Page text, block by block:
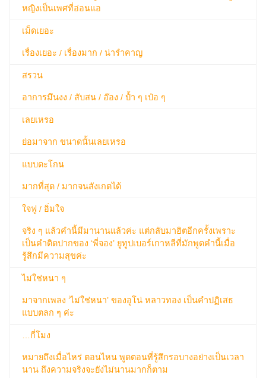
หญิงเป็นเพศที่อ่อนแอ
เม็ดเยอะ
เรื่องเยอะ / เรื่องมาก / น่ารำคาญ
สรวน
อาการมึนงง / สับสน / อ๊อง / ป้ำ ๆ เป๋อ ๆ
เลยเหรอ
ย่อมาจาก ขนาดนั้นเลยเหรอ
แบบตะโกน
มากที่สุด / มากจนสังเกตได้
ใจฟู / อิ่มใจ
จริง ๆ แล้วคำนี้มีมานานแล้วค่ะ แต่กลับมาฮิตอีกครั้งเพราะ
เป็นคำติดปากของ ‘พี่จอง’ ยูทูปเบอร์เกาหลีที่มักพูดคำนี้เมื่อ
รู้สึกมีความสุขค่ะ
ไม่ใช่หนา ๆ
มาจากเพลง ‘ไม่ใช่หนา’ ของอูโน่ หลาวทอง เป็นคำปฏิเสธ
แบบตลก ๆ ค่ะ
…กี่โมง
หมายถึงเมื่อไหร่ ตอนไหน พูดตอนที่รู้สึกรอบางอย่างเป็นเวลา
นาน ถึงความจริงจะยังไม่นานมากก็ตาม